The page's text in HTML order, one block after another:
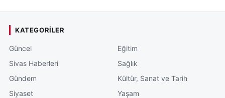
dirençli bir tarımsal üretim modeli oluşturulmasının,
hem çiftçilerin gelirlerinin korunması hem de gıda
arz güvenliğinin sürdürülebilirliği açısından büyük
önem taşıdığına dikkat çekiyor.
KATEGORILER
Güncel
Sivas Haberleri
Gündem
Siyaset
Eğitim
Sağlık
Kültür, Sanat ve Tarih
Yaşam